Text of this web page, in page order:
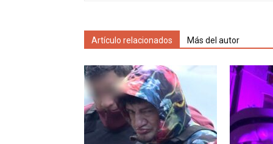
Artículo relacionados Más del autor